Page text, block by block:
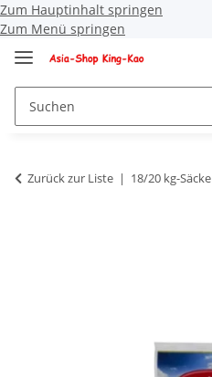
Zum Hauptinhalt springen
Zum Menü springen
Zurück zur Liste 18/20 kg-Säcke